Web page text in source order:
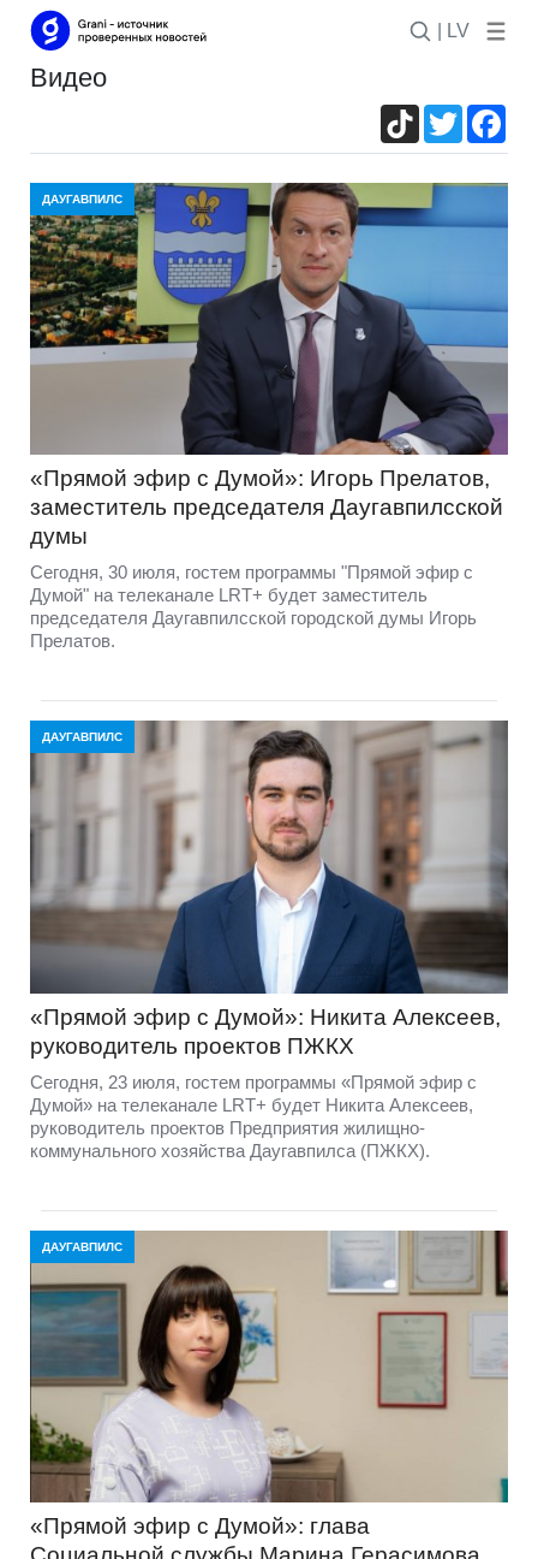
| LV
Видео
TikTokTwitter
ДАУГАВПИЛС
«Прямой эфир с Думой»: Игорь Прелатов,
заместитель председателя Даугавпилсской
думы
Сегодня, 30 июля, гостем программы "Прямой эфир с
Думой" на телеканале LRT+ будет заместитель
председателя Даугавпилсской городской думы Игорь
Прелатов.
ДАУГАВПИЛС
«Прямой эфир с Думой»: Никита Алексеев,
руководитель проектов ПЖКХ
Сегодня, 23 июля, гостем программы «Прямой эфир с
Думой» на телеканале LRT+ будет Никита Алексеев,
руководитель проектов Предприятия жилищно-
коммунального хозяйства Даугавпилса (ПЖКХ).
ДАУГАВПИЛС
«Прямой эфир с Думой»: глава